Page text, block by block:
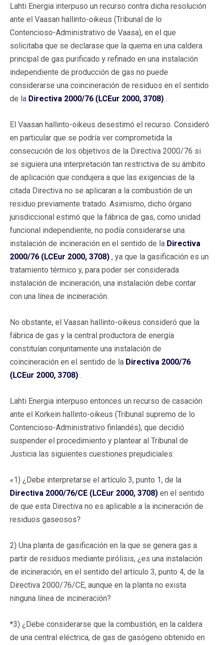
Lahti Energia interpuso un recurso contra dicha resolución
ante el Vaasan hallinto-oikeus (Tribunal de lo
Contencioso-Administrativo de Vaasa), en el que
solicitaba que se declarase que la quema en una caldera
principal de gas purificado y refinado en una instalación
independiente de producción de gas no puede
considerarse una coincineración de residuos en el sentido
de la Directiva 2000/76 (LCEur 2000, 3708) .
El Vaasan hallinto-oikeus desestimó el recurso. Consideró
en particular que se podría ver comprometida la
consecución de los objetivos de la Directiva 2000/76 si
se siguiera una interpretación tan restrictiva de su ámbito
de aplicación que condujera a que las exigencias de la
citada Directiva no se aplicaran a la combustión de un
residuo previamente tratado. Asimismo, dicho órgano
jurisdiccional estimó que la fábrica de gas, como unidad
funcional independiente, no podía considerarse una
instalación de incineración en el sentido de la Directiva
2000/76 (LCEur 2000, 3708) , ya que la gasificación es un
tratamiento térmico y, para poder ser considerada
instalación de incineración, una instalación debe contar
con una línea de incineración.
No obstante, el Vaasan hallinto-oikeus consideró que la
fábrica de gas y la central productora de energía
constituían conjuntamente una instalación de
coincineración en el sentido de la Directiva 2000/76
(LCEur 2000, 3708) .
Lahti Energia interpuso entonces un recurso de casación
ante el Korkein hallinto-oikeus (Tribunal supremo de lo
Contencioso-Administrativo finlandés), que decidió
suspender el procedimiento y plantear al Tribunal de
Justicia las siguientes cuestiones prejudiciales:
«1) ¿Debe interpretarse el artículo 3, punto 1, de la
Directiva 2000/76/CE (LCEur 2000, 3708) en el sentido
de que esta Directiva no es aplicable a la incineración de
residuos gaseosos?
2) Una planta de gasificación en la que se genera gas a
partir de residuos mediante pirólisis, ¿es una instalación
de incineración, en el sentido del artículo 3, punto 4, de la
Directiva 2000/76/CE, aunque en la planta no exista
ninguna línea de incineración?
*3) ¿Debe considerarse que la combustión, en la caldera
de una central eléctrica, de gas de gasógeno obtenido en